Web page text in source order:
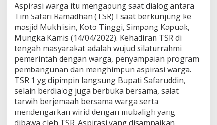
n
K
o
m
i
t
T
u
n
t
a
s
a
Aspirasi warga itu mengapung saat dialog antara
Tim Safari Ramadhan (TSR) I saat berkunjung ke
masjid Mukhlisin, Koto Tinggi, Simpang Kapuak,
Mungka Kamis (14/04/2022). Kehadiran TSR di
tengah masyarakat adalah wujud silaturrahmi
pemerintah dengan warga, penyampaian program
pembangunan dan menghimpun aspirasi warga.
TSR 1 yg dipimpin langsung Bupati Safaruddin,
selain berdialog juga berbuka bersama, salat
tarwih berjemaah bersama warga serta
mendengarkan wirid dengan mubaligh yang
dibawa oleh TSR. Aspirasi yang disampaikan